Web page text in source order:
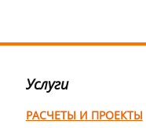
Услуги
РАСЧЕТЫ И ПРОЕКТЫ